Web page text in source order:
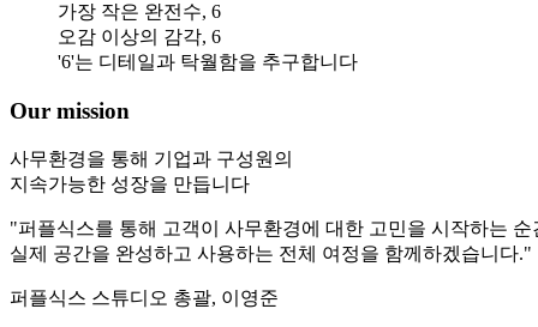
가장 작은 완전수, 6
오감 이상의 감각, 6
'6'는 디테일과 탁월함을 추구합니다
Our mission
사무환경을 통해 기업과 구성원의
지속가능한 성장을 만듭니다
"퍼플식스를 통해 고객이 사무환경에 대한 고민을 시작하는 순
실제 공간을 완성하고 사용하는 전체 여정을 함께하겠습니다."
퍼플식스 스튜디오 총괄, 이영준